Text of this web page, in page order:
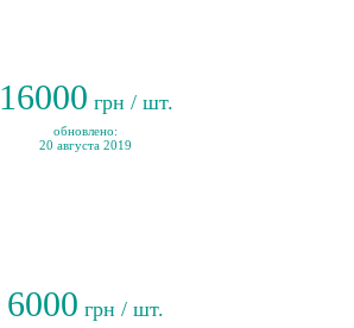
16000 грн / шт.
обновлено:
20 августа 2019
6000 грн / шт.